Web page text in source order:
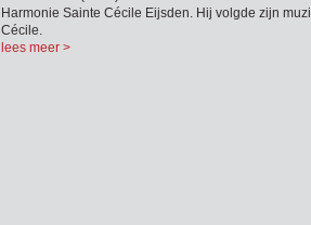
Harmonie Sainte Cécile Eijsden. Hij volgde zijn
Cécile.
lees meer >